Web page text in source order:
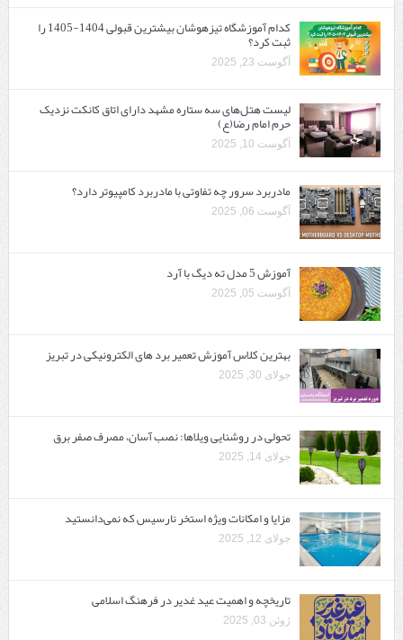
کدام آموزشگاه تیزهوشان بیشترین قبولی 1404-1405 را
ثبت کرد؟
آگوست 23, 2025
لیست هتل‌های سه ستاره مشهد دارای اتاق کانکت نزدیک
حرم امام رضا(ع)
آگوست 10, 2025
مادربرد سرور چه تفاوتی با مادربرد کامپیوتر دارد؟
آگوست 06, 2025
آموزش 5 مدل ته دیگ با آرد
آگوست 05, 2025
بهترین کلاس آموزش تعمیر برد های الکترونیکی در تبریز
جولای 30, 2025
تحولی در روشنایی ویلاها: نصب آسان، مصرف صفر برق
جولای 14, 2025
مزایا و امکانات ویژه استخر نارسیس که نمی‌دانستید
جولای 12, 2025
تاریخچه و اهمیت عید غدیر در فرهنگ اسلامی
ژوئن 03, 2025